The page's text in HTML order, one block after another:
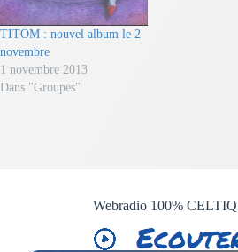
TITOM : nouvel album le 2
novembre
1 novembre 2013
Dans "Groupes"
Webradio 100%